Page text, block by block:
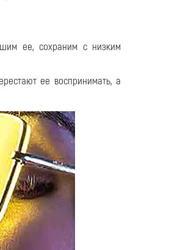
ее, сохраним с низким
ее воспринимать, а